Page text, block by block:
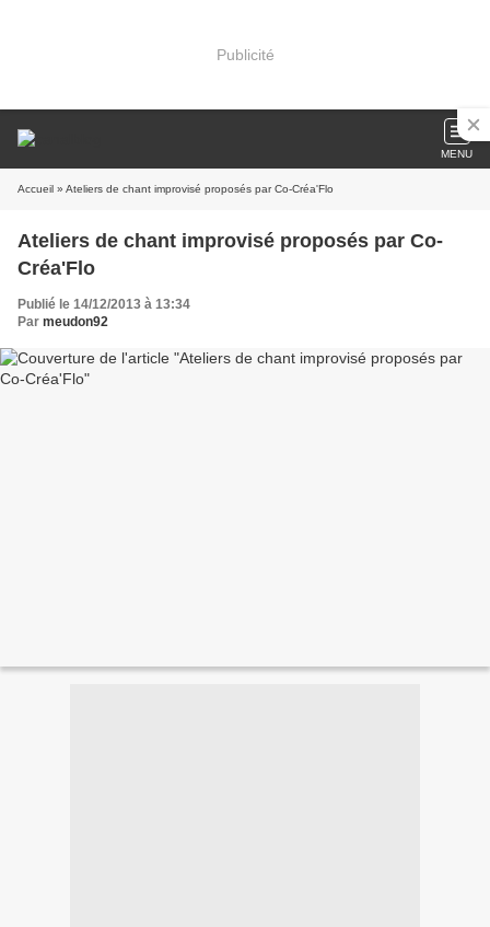
Publicité
MENU
Accueil » Ateliers de chant improvisé proposés par Co-Créa'Flo
Ateliers de chant improvisé proposés par Co-
Créa'Flo
Publié le 14/12/2013 à 13:34
Par meudon92